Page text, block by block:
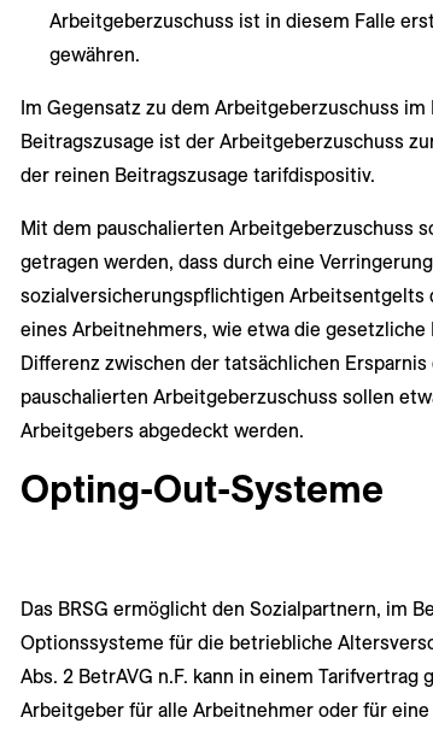
Arbeitgeberzuschuss ist in diesem Falle
gewähren.
Im Gegensatz zu dem Arbeitgeberzuschuss im
Beitragszusage ist der Arbeitgeberzuschuss
der reinen Beitragszusage tarifdispositiv.
Mit dem pauschalierten Arbeitgeberzuschuss
getragen werden, dass durch eine
sozialversicherungspflichtigen Arbeitsentgelts
eines Arbeitnehmers, wie etwa die
Differenz zwischen der tatsächlichen
pauschalierten Arbeitgeberzuschuss sollen
Arbeitgebers abgedeckt werden.
Opting-Out-Systeme
Das BRSG ermöglicht den Sozialpartnern, im
Optionssysteme für die betriebliche
Abs. 2 BetrAVG n.F. kann in einem Tarifvertrag
Arbeitgeber für alle Arbeitnehmer oder für